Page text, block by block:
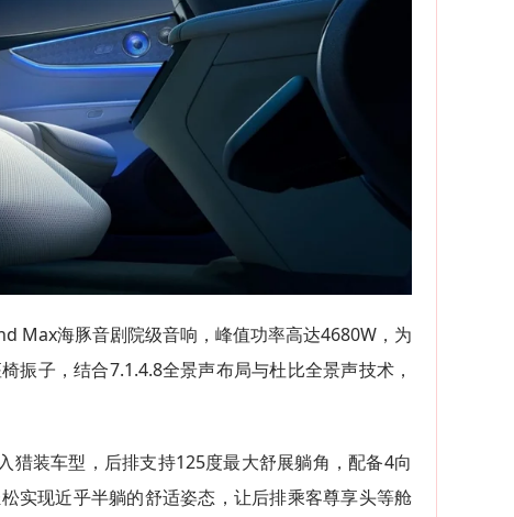
Max海豚音剧院级音响，峰值功率高达4680W，为
振子，结合7.1.4.8全景声布局与杜比全景声技术，
装车型，后排支持125度最大舒展躺角，配备4向
实现近乎半躺的舒适姿态，让后排乘客尊享头等舱